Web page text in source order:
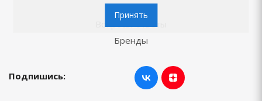
Вопросы-ответы
Бренды
Подпишись:
Принять